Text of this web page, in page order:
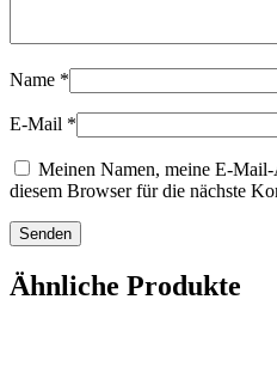
Name *
E-Mail *
Meinen Namen, meine E-
diesem Browser für die nächste
Ähnliche Produkte